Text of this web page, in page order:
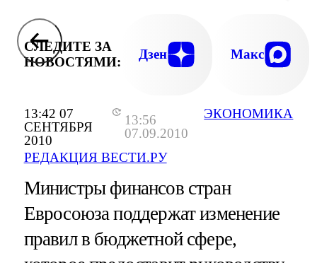
13:42 07
СЕНТЯБРЯ
2010
13:56
07.09.2010
РЕДАКЦИЯ ВЕСТИ.РУ
ЭКОНОМИКА
СЛЕДИТЕ ЗА
НОВОСТЯМИ:
Дзен Макс
Министры финансов стран
Евросоюза поддержат изменение
правил в бюджетной сфере,